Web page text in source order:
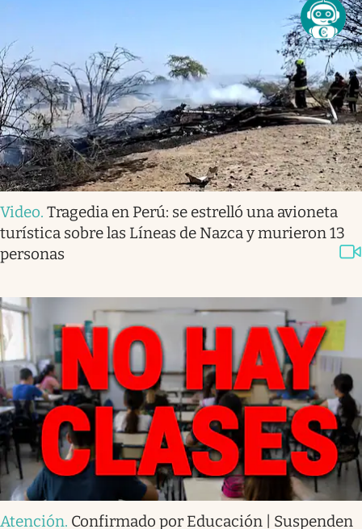
Video. Tragedia en Perú: se estrelló una avioneta
turística sobre las Líneas de Nazca y murieron 13
personas
Atención. Confirmado por Educación | Suspenden